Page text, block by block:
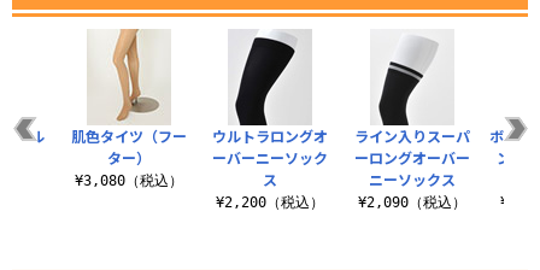
ウルトラロングオ
ーバーニーソック
ス
¥2,200（税込）
ライン入りスーパ
ーロングオーバー
ニーソックス
¥2,090（税込）
ボーダ
ング
ール
肌色タイツ（フー
ター）
¥3,080（税込）